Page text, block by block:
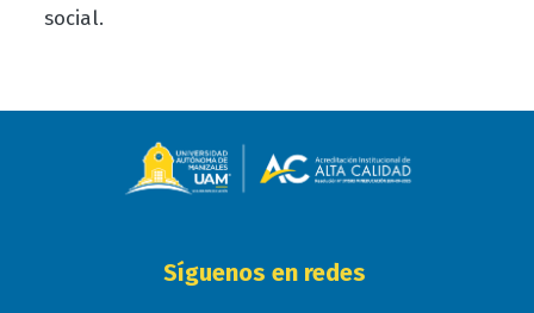
social.
Síguenos en redes